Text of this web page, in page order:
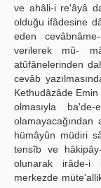
ve ahâli-i re'âyâ
olduğu ifâdesine
eden
verilerek mû-
atûfânelerinden
cevâb
Kethudâzâde
olmasıyla
hümâyûn müdiri
tensîb ve
olunarak irâde-i
merkezde